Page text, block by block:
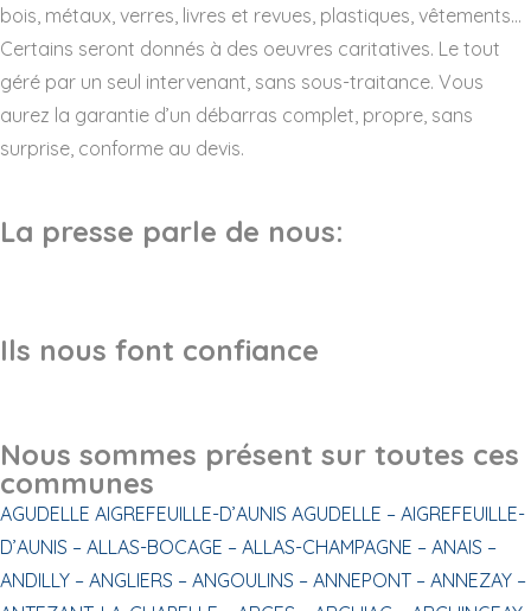
bois, métaux, verres, livres et revues, plastiques, vêtements…
Certains seront donnés à des oeuvres caritatives. Le tout
géré par un seul intervenant, sans sous-traitance. Vous
aurez la garantie d’un débarras complet, propre, sans
surprise, conforme au devis.
La presse parle de nous:
Ils nous font confiance
Nous sommes présent sur toutes ces
communes
AGUDELLE AIGREFEUILLE-D’AUNIS AGUDELLE – AIGREFEUILLE-
D’AUNIS – ALLAS-BOCAGE – ALLAS-CHAMPAGNE – ANAIS –
ANDILLY – ANGLIERS – ANGOULINS – ANNEPONT – ANNEZAY –